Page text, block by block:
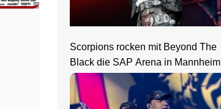
Scorpions rocken mit Beyond The
Black die SAP Arena in Mannheim